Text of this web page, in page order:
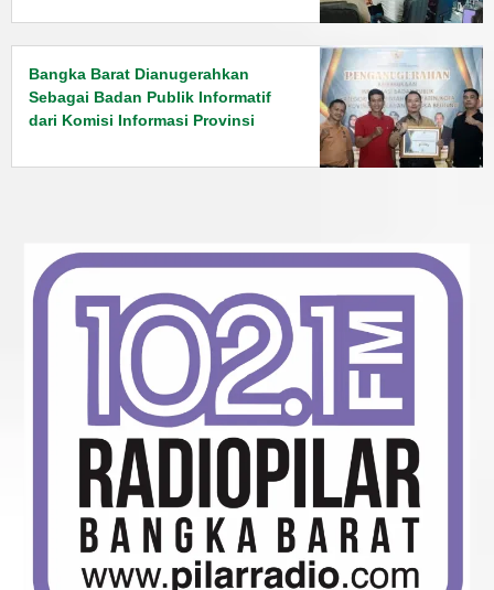
Bangka Barat Dianugerahkan
Sebagai Badan Publik Informatif
dari Komisi Informasi Provinsi